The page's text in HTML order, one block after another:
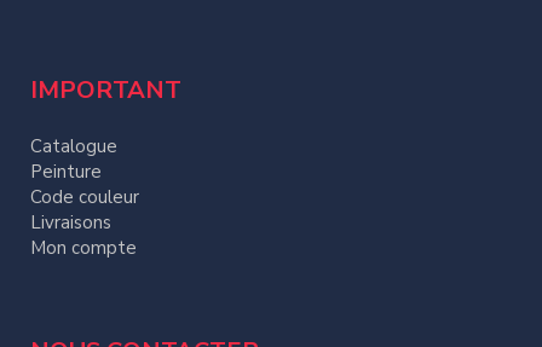
IMPORTANT
Catalogue
Peinture
Code couleur
Livraisons
Mon compte